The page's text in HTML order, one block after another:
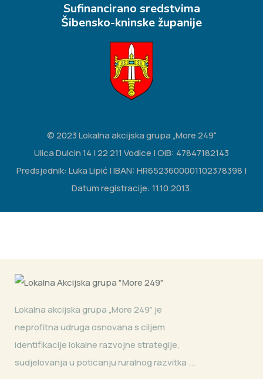
Sufinancirano sredstvima
Šibensko-kninske županije
© 2023 Lokalna akcijska grupa „More 249“
Ulica Dulcin 14 | 22 211 Vodice | OIB: 47847182143
Predsjednik: Luka Lipić | IBAN: HR6523600001102378398 |
Datum registracije: 11.10.2013.
Lokalna akcijska grupa „More 249” je
neprofitna udruga osnovana s ciljem
identifikacije lokalne razvojne strategije,
sudjelovanja u poticanju ruralnog razvitka ...